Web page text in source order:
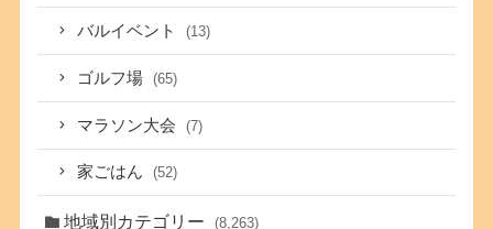
バルイベント (13)
ゴルフ場 (65)
マラソン大会 (7)
家ごはん (52)
地域別カテゴリー (8,263)